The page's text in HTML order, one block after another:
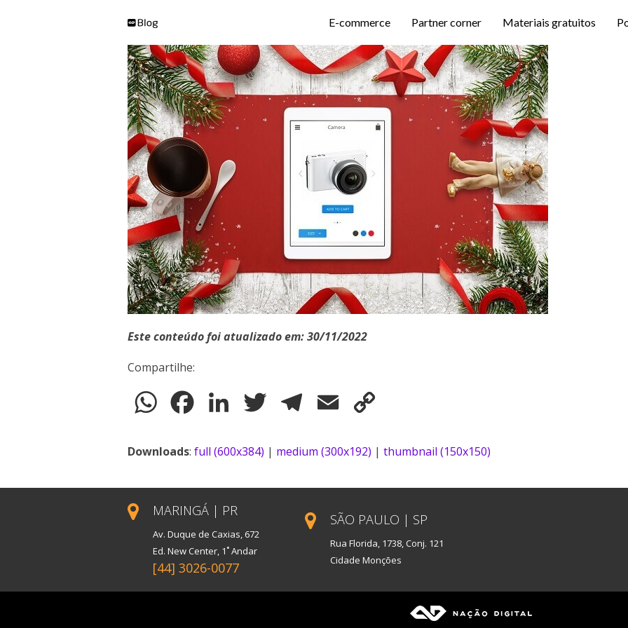
E-commerce Partner corner Materiais gratuitos
Este conteúdo foi atualizado em: 30/11/2022
Compartilhe:
WhatsAppFacebookLinkedIn Twitter TelegramEmail
Downloads: full (600x384) | medium (300x192) | thumbnail (150x150)
MARINGÁ | PR
Av. Duque de Caxias, 672
Ed. New Center, 1˚ Andar
[44] 3026-0077
SÃO PAULO | SP
Rua Florida, 1738, Conj. 121
Cidade Monções